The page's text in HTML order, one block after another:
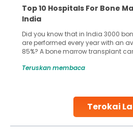
Terokai
Top 10 Hospitals For Bone
India
Did you know that in India 3000
are performed every year with an
85%? A bone marrow transplant
make all the difference. India has
Teruskan membaca